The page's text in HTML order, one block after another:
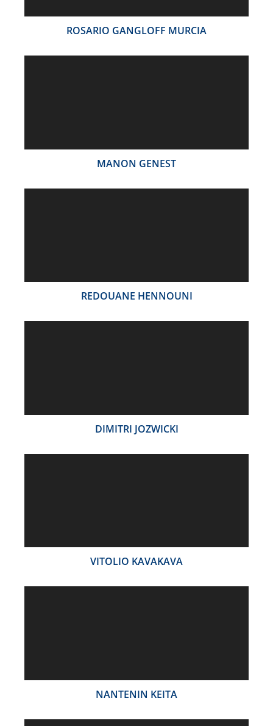
ROSARIO GANGLOFF MURCIA
MANON GENEST
REDOUANE HENNOUNI
DIMITRI JOZWICKI
VITOLIO KAVAKAVA
NANTENIN KEITA